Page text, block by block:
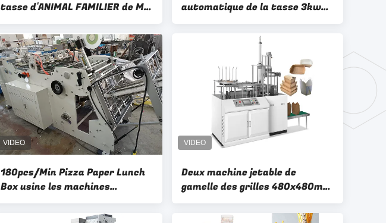
tasse d'ANIMAL FAMILIER de Min
Plastic Cup Cover Machine
12KW de temps formant la
machine
automatique de la tasse 3kw
de papier faisant la pression
atmosphérique de la machine
180pcs/Min Pizza Paper Lunch
Box usine les machines
ondulées de papier de
fabrication de cartons
Deux machine jetable de
gamelle des grilles 480x480mm
entièrement automatique